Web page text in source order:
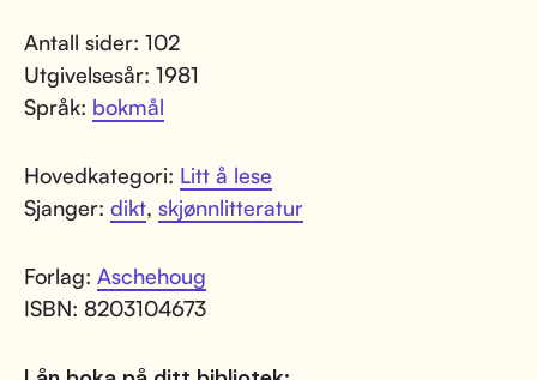
Antall sider: 102
Utgivelsesår: 1981
Språk: bokmål
Hovedkategori: Litt å lese
Sjanger: dikt, skjønnlitteratur
Forlag: Aschehoug
ISBN: 8203104673